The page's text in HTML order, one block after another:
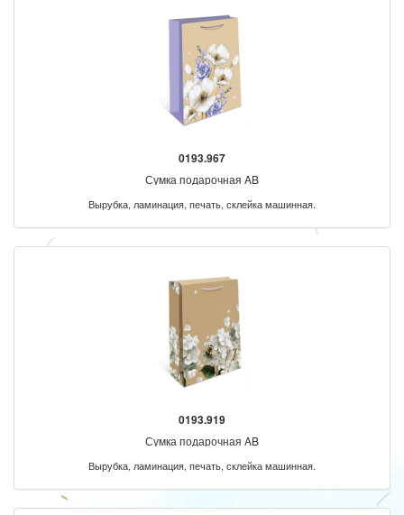
0193.967
Сумка подарочная AB
Вырубка, ламинация, печать, склейка машинная.
0193.919
Сумка подарочная AB
Вырубка, ламинация, печать, склейка машинная.